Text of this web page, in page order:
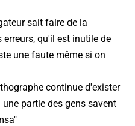
sait faire de la
qu'il est inutile de
une faute même si on
continue d'exister
partie des gens savent